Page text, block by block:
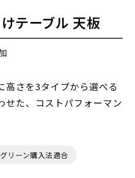
テーブル 天板
高さを3タイプから選べる
せた、コストパフォーマン
グリーン購入法適合